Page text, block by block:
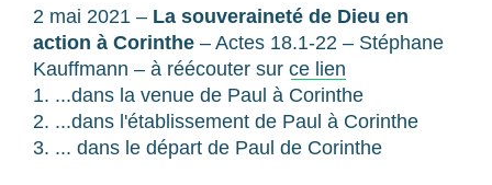
2 mai 2021 – La souveraineté de Dieu en
action à Corinthe – Actes 18.1-22 – Stéphane
Kauffmann – à réécouter sur ce lien
1. ...dans la venue de Paul à Corinthe
2. ...dans l'établissement de Paul à Corinthe
3. ... dans le départ de Paul de Corinthe